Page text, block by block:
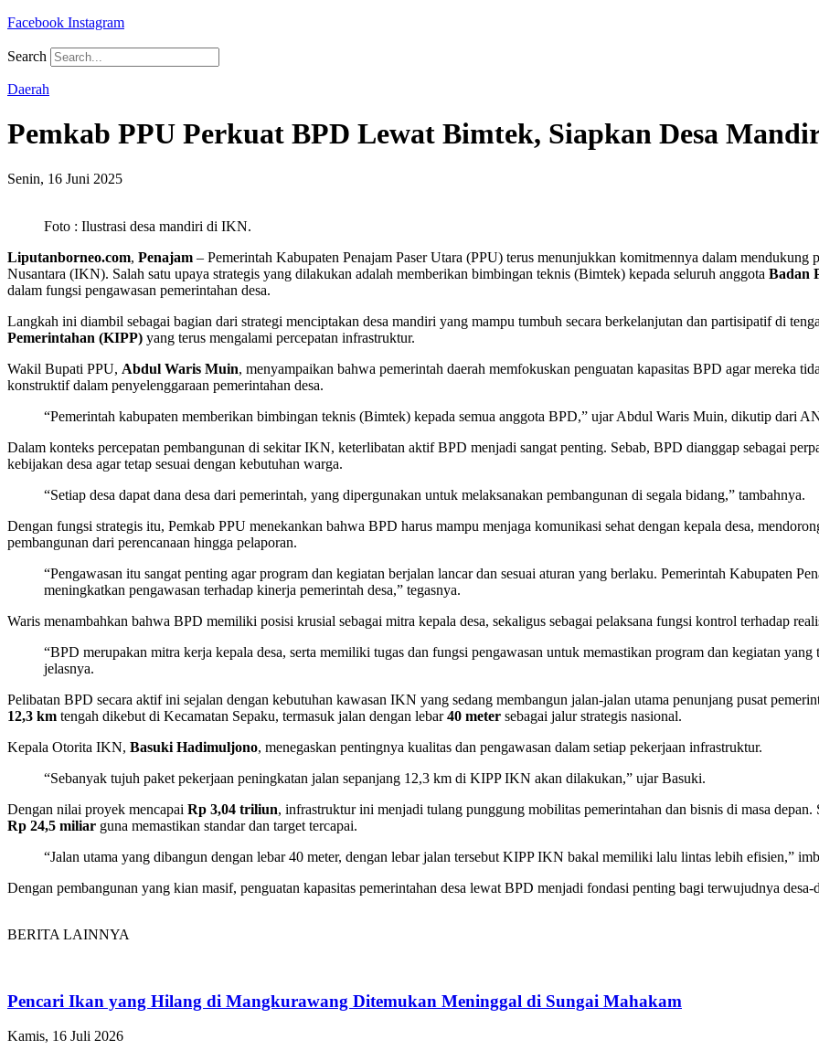
Facebook Instagram
Search
Daerah
Pemkab PPU Perkuat BPD Lewat Bimtek, Siapkan Desa
Senin, 16 Juni 2025
Foto : Ilustrasi desa mandiri di IKN.
Liputanborneo.com, Penajam – Pemerintah Kabupaten Penajam Paser Utara (PPU) terus menunjukkan komitmennya dalam mendukung
Nusantara (IKN). Salah satu upaya strategis yang dilakukan adalah memberikan bimbingan teknis (Bimtek) kepada seluruh anggota Badan
dalam fungsi pengawasan pemerintahan desa.
Langkah ini diambil sebagai bagian dari strategi menciptakan desa mandiri yang mampu tumbuh secara berkelanjutan dan partisipatif di
Pemerintahan (KIPP) yang terus mengalami percepatan infrastruktur.
Wakil Bupati PPU, Abdul Waris Muin, menyampaikan bahwa pemerintah daerah memfokuskan penguatan kapasitas BPD agar mereka
konstruktif dalam penyelenggaraan pemerintahan desa.
“Pemerintah kabupaten memberikan bimbingan teknis (Bimtek) kepada semua anggota BPD,” ujar Abdul Waris Muin, dikutip dari
Dalam konteks percepatan pembangunan di sekitar IKN, keterlibatan aktif BPD menjadi sangat penting. Sebab, BPD dianggap sebagai
kebijakan desa agar tetap sesuai dengan kebutuhan warga.
“Setiap desa dapat dana desa dari pemerintah, yang dipergunakan untuk melaksanakan pembangunan di segala bidang,” tambahnya.
Dengan fungsi strategis itu, Pemkab PPU menekankan bahwa BPD harus mampu menjaga komunikasi sehat dengan kepala desa,
pembangunan dari perencanaan hingga pelaporan.
“Pengawasan itu sangat penting agar program dan kegiatan berjalan lancar dan sesuai aturan yang berlaku. Pemerintah Kabupaten
meningkatkan pengawasan terhadap kinerja pemerintah desa,” tegasnya.
Waris menambahkan bahwa BPD memiliki posisi krusial sebagai mitra kepala desa, sekaligus sebagai pelaksana fungsi kontrol terhadap
“BPD merupakan mitra kerja kepala desa, serta memiliki tugas dan fungsi pengawasan untuk memastikan program dan kegiatan
jelasnya.
Pelibatan BPD secara aktif ini sejalan dengan kebutuhan kawasan IKN yang sedang membangun jalan-jalan utama penunjang pusat
12,3 km tengah dikebut di Kecamatan Sepaku, termasuk jalan dengan lebar40 meter sebagai jalur strategis nasional.
Kepala Otorita IKN, Basuki Hadimuljono, menegaskan pentingnya kualitas dan pengawasan dalam setiap pekerjaan infrastruktur.
“Sebanyak tujuh paket pekerjaan peningkatan jalan sepanjang 12,3 km di KIPP IKN akan dilakukan,” ujar Basuki.
Dengan nilai proyek mencapai Rp 3,04 triliun, infrastruktur ini menjadi tulang punggung mobilitas pemerintahan dan bisnis di masa
Rp 24,5 miliar guna memastikan standar dan target tercapai.
“Jalan utama yang dibangun dengan lebar 40 meter, dengan lebar jalan tersebut KIPP IKN bakal memiliki lalu lintas lebih efisien,”
Dengan pembangunan yang kian masif, penguatan kapasitas pemerintahan desa lewat BPD menjadi fondasi penting bagi terwujudnya
BERITA LAINNYA
Pencari Ikan yang Hilang di Mangkurawang Ditemukan Meninggal di Sungai Mahakam
Kamis, 16 Juli 2026